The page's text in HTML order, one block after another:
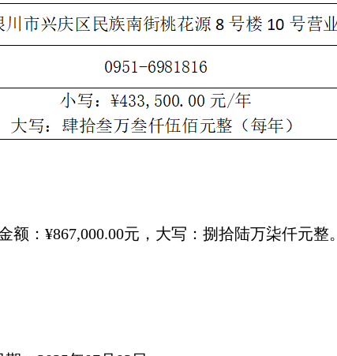
：¥867,000.00元，大写：捌拾陆万柒仟元整。